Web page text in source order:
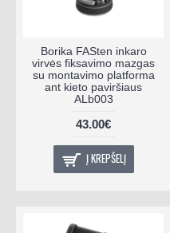
Borika FASten inkaro
virvės fiksavimo mazgas
su montavimo platforma
ant kieto paviršiaus
ALb003
43.00€
Į KREPŠELĮ